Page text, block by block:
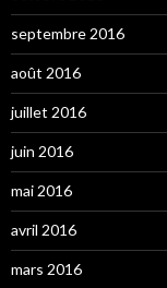
septembre 2016
août 2016
juillet 2016
juin 2016
mai 2016
avril 2016
mars 2016